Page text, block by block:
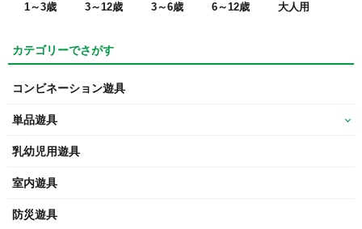
1～3歳 3～12歳 3～6歳 6～12歳 大人用
カテゴリーでさがす
コンビネーション遊具
単品遊具
乳幼児用遊具
室内遊具
防災遊具